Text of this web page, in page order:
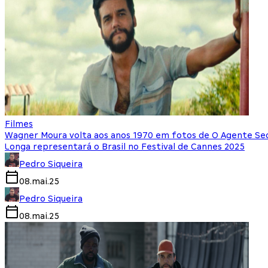
Filmes
Wagner Moura volta aos anos 1970 em fotos de O Agente
Longa representará o Brasil no Festival de Cannes 2025
Pedro Siqueira
08.mai.25
Pedro Siqueira
08.mai.25